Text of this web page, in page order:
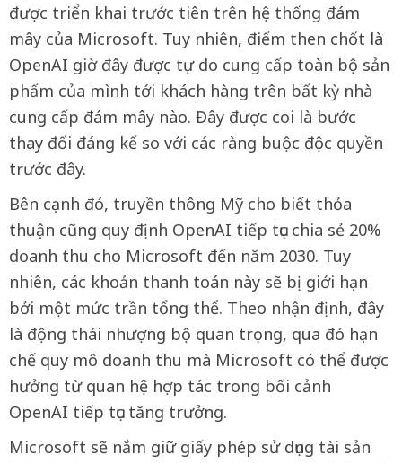
được triển khai trước tiên trên hệ thống đám
mây của Microsoft. Tuy nhiên, điểm then chốt là
OpenAI giờ đây được tự do cung cấp toàn bộ sản
phẩm của mình tới khách hàng trên bất kỳ nhà
cung cấp đám mây nào. Đây được coi là bước
thay đổi đáng kể so với các ràng buộc độc quyền
trước đây.
Bên cạnh đó, truyền thông Mỹ cho biết thỏa
thuận cũng quy định OpenAI tiếp tục chia sẻ 20%
doanh thu cho Microsoft đến năm 2030. Tuy
nhiên, các khoản thanh toán này sẽ bị giới hạn
bởi một mức trần tổng thể. Theo nhận định, đây
là động thái nhượng bộ quan trọng, qua đó hạn
chế quy mô doanh thu mà Microsoft có thể được
hưởng từ quan hệ hợp tác trong bối cảnh
OpenAI tiếp tục tăng trưởng.
Microsoft sẽ nắm giữ giấy phép sử dụng tài sản